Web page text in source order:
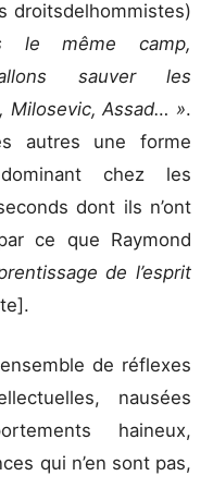
droitsdelhommistes)
le même camp,
sauver les
Milosevic, Assad… ».
autres une forme
dominant chez les
dont ils n’ont
ce que Raymond
de l’esprit
de réflexes
nausées
haineux,
qui n’en sont pas,